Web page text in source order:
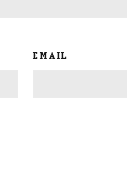
EMAIL